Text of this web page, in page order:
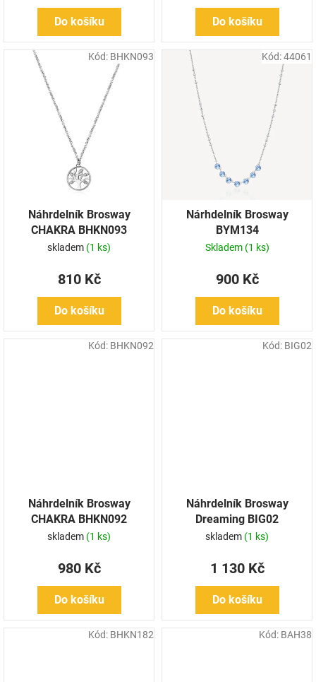
Do košíku Do košíku
Náhrdelník Brosway
CHAKRA BHKN093
skladem (1 ks)
810 Kč
Do košíku
Kód: BHKN093
Nárhdelník Brosway
BYM134
Skladem (1 ks)
900 Kč
Do košíku
Kód:44061
Náhrdelník Brosway
CHAKRA BHKN092
skladem (1 ks)
980 Kč
Do košíku
Kód: BHKN092
Náhrdelník Brosway
Dreaming BIG02
skladem (1 ks)
1 130 Kč
Do košíku
Kód: BIG02
Kód: BHKN182 Kód: BAH38